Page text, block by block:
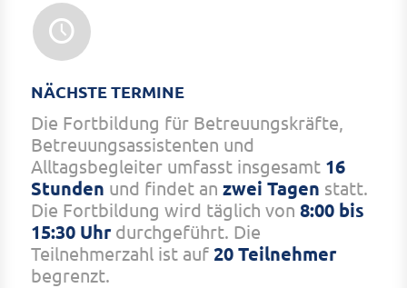
NÄCHSTE TERMINE
Die Fortbildung für Betreuungskräfte,
Betreuungsassistenten und
Alltagsbegleiter umfasst insgesamt 16
Stunden und findet an zwei Tagen statt.
Die Fortbildung wird täglich von 8:00 bis
15:30 Uhrdurchgeführt. Die
Teilnehmerzahl ist auf 20 Teilnehmer
begrenzt.